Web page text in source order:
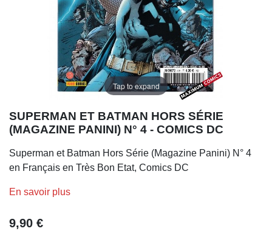
Tap to expand
SUPERMAN ET BATMAN HORS SÉRIE
(MAGAZINE PANINI) N° 4 - COMICS DC
Superman et Batman Hors Série (Magazine Panini) N° 4
en Français en Très Bon Etat, Comics DC
En savoir plus
9,90 €